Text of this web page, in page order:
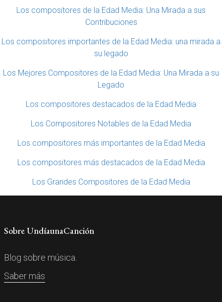
Los compositores de la Edad Media: Una Mirada a sus
Contribuciones
Los compositores importantes de la Edad Media: una mirada a
su legado
Los Mejores Compositores de la Edad Media: Una Mirada a su
Legado
Los compositores destacados de la Edad Media
Los Compositores Notables de la Edad Media
Los compositores más importantes de la Edad Media
Los compositores más destacados de la Edad Media
Los Grandes Compositores de la Edad Media
Sobre UndíaunaCanción
Blog sobre música.
Saber más